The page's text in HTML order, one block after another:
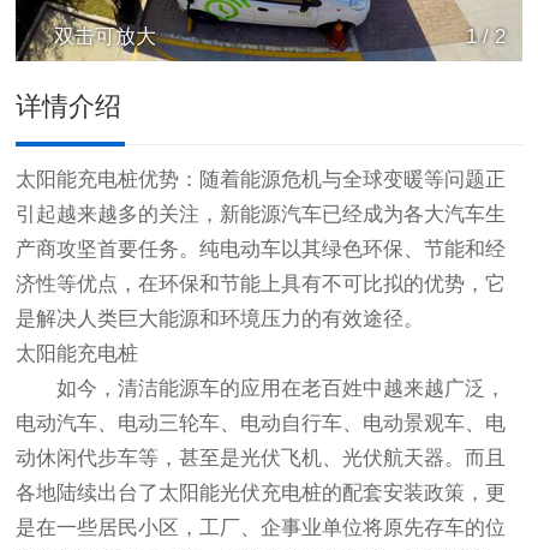
1/ 2
双击可放大
详情介绍
太阳能充电桩优势：随着能源危机与全球变暖等问题正
引起越来越多的关注，新能源汽车已经成为各大汽车生
产商攻坚首要任务。纯电动车以其绿色环保、节能和经
济性等优点，在环保和节能上具有不可比拟的优势，它
是解决人类巨大能源和环境压力的有效途径。
太阳能充电桩
如今，清洁能源车的应用在老百姓中越来越广泛，
电动汽车、电动三轮车、电动自行车、电动景观车、电
动休闲代步车等，甚至是光伏飞机、光伏航天器。而且
各地陆续出台了太阳能光伏充电桩的配套安装政策，更
是在一些居民小区，工厂、企事业单位将原先存车的位